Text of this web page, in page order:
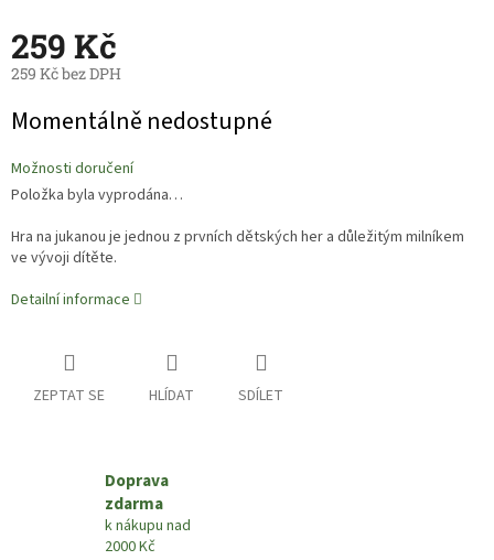
259 Kč
259 Kč bez DPH
cena:
Momentálně nedostupné
Možnosti doručení
Položka byla vyprodána…
Hra na jukanou je jednou z prvních dětských her a důležitým milníkem
ve vývoji dítěte.
Detailní informace
ZEPTAT SE HLÍDAT SDÍLET
Doprava
zdarma
k nákupu nad
2000 Kč